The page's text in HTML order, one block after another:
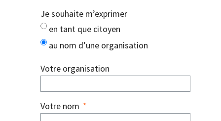
Je souhaite m’exprimer
en tant que citoyen
au nom d’une organisation
Votre organisation
Votre nom *